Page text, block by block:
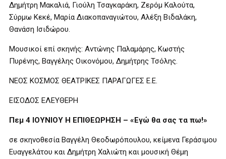
Δημήτρη Μακαλιά, Γιούλη Τσαγκαράκη, Ζερόμ Καλούτα,
Σύρμω Κεκέ, Μαρία Διακοπαναγιώτου, Αλέξη Βιδαλάκη,
Θανάση Ισιδώρου.
Μουσικοί επί σκηνής: Αντώνης Παλαμάρης, Κωστής
Πυρένης, Βαγγέλης Οικονόμου, Δημήτρης Τσόλης.
ΝΕΟΣ ΚΟΣΜΟΣ ΘΕΑΤΡΙΚΕΣ ΠΑΡΑΓΩΓΕΣ Ε.Ε.
ΕΙΣΟΔΟΣ ΕΛΕΥΘΕΡΗ
Πεμ 4 ΙΟΥΝΙΟΥ Η ΕΠΙΘΕΩΡΗΣΗ – «Εγώ θα σας τα πω!»
σε σκηνοθεσία Βαγγέλη Θεοδωρόπουλου, κείμενα Γεράσιμου
Ευαγγελάτου και Δημήτρη Χαλιώτη και μουσική Θέμη